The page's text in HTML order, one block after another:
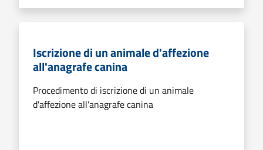
Iscrizione di un animale d'affezione
all'anagrafe canina
Procedimento di iscrizione di un animale
d'affezione all'anagrafe canina